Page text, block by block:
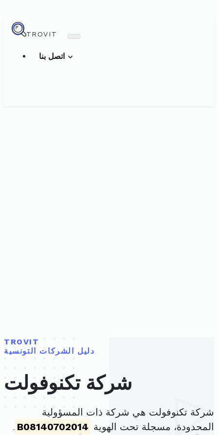
TROVIT
TROVIT
دليل الشركات التونسية
شركة تكنوفولت
شركة تكنوفولت هي شركة ذات المسؤولية
المحدودة، مسجلة تحت الهوية B08140702014
.